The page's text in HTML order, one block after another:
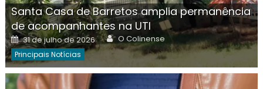
Santa Casa de Barretos amplia permanência
de acompanhantes na UTI
Posted
on
31 de julho de 2026 Author
O Colinense
Principais Notícias